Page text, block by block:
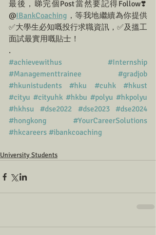
最後，睇完個Post當然要記得Follow❣️
@IBankCoaching ，等我地繼續為你提供
✅大學生必知嘅投行求職資訊，✅及搵工
面試最實用嘅貼士！
.
#achievewithus
#Internship
#Managementtrainee
#gradjob
#hkunistudents
#hku #cuhk
#hkust
#cityu #cityuhk #hkbu #polyu #hkpolyu
#hkhsu
#dse2022 #dse2023
#dse2024
#hongkong
#YourCareerSolutions
#hkcareers #ibankcoaching
University Students